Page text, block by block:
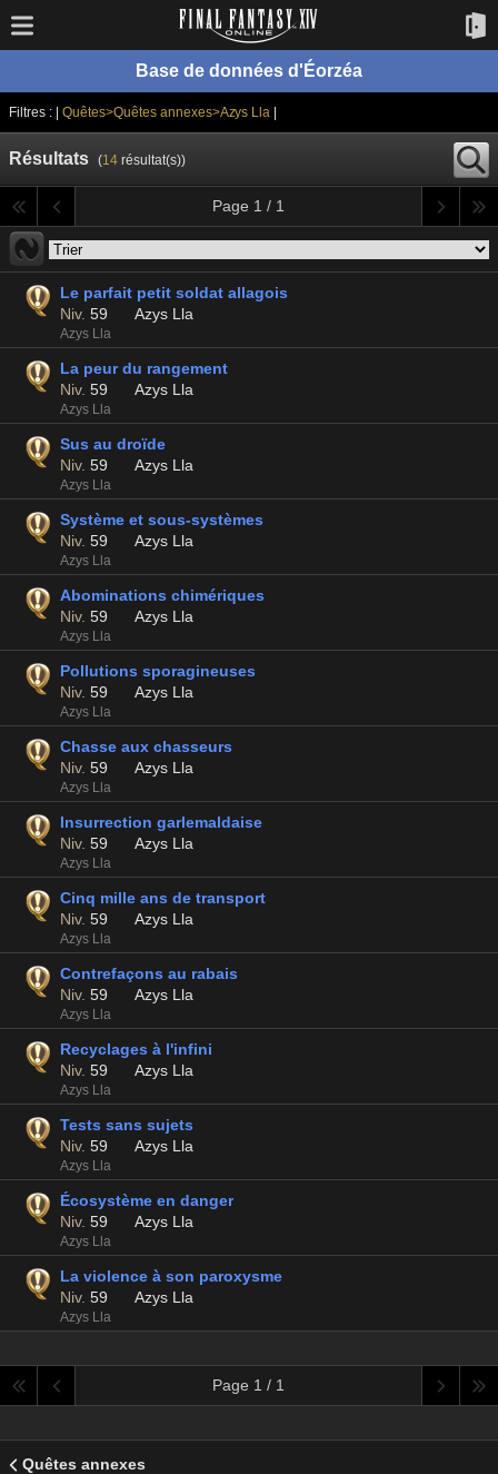
Base de données d'Éorzéa
Filtres : | Quêtes>Quêtes annexes>Azys Lla
Résultats (14résultat(s))
Page 1 / 1
Le parfait petit soldat allagois
Niv. 59 Azys Lla
Azys Lla
La peur du rangement
Niv. 59 Azys Lla
Azys Lla
Sus au droïde
Niv. 59 Azys Lla
Azys Lla
Système et sous-systèmes
Niv. 59 Azys Lla
Azys Lla
Abominations chimériques
Niv. 59 Azys Lla
Azys Lla
Pollutions sporagineuses
Niv. 59 Azys Lla
Azys Lla
Chasse aux chasseurs
Niv. 59 Azys Lla
Azys Lla
Insurrection garlemaldaise
Niv. 59 Azys Lla
Azys Lla
Cinq mille ans de transport
Niv. 59 Azys Lla
Azys Lla
Contrefaçons au rabais
Niv. 59 Azys Lla
Azys Lla
Recyclages à l'infini
Niv. 59 Azys Lla
Azys Lla
Tests sans sujets
Niv. 59 Azys Lla
Azys Lla
Écosystème en danger
Niv. 59 Azys Lla
Azys Lla
La violence à son paroxysme
Niv. 59 Azys Lla
Azys Lla
Page 1 / 1
Quêtes annexes